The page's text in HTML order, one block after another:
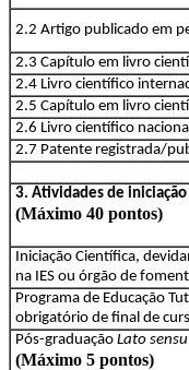
2.2 Artigo publicado em
2.3 Capítulo em livro
2.4 Livro científico
2.5 Capítulo em livro
2.6 Livro científico
2.7 Patente registrada/
3. Atividades de
(Máximo 40 pontos)
Iniciação Científica,
na IES ou órgão de
Programa de Educação
obrigatório de final de
Pós-graduação Lato sensu
(Máximo 5 pontos)